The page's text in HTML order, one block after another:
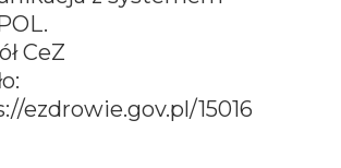
CeZ
ezdrowie.gov.pl/15016